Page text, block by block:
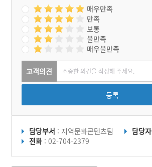
매우만족
만족
보통
불만족
매우불만족
고객의견
등록
담당부서 : 지역문화콘텐츠팀 담당자
전화 : 02-704-2379